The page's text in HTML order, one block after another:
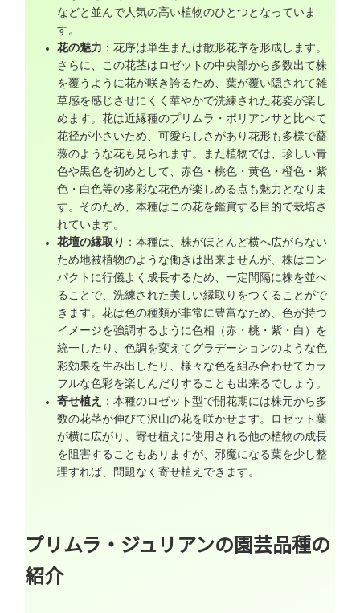
などと並んで人気の高い植物のひとつとなっていま
す。
花の魅力 ：花序は単生または散形花序を形成します。
さらに、この花茎はロゼットの中央部から多数出て株
を覆うように花が咲き誇るため、葉が覆い隠されて雑
草感を感じさせにくく華やかで洗練された花姿が楽し
めます。花は近縁種のプリムラ・ポリアンサと比べて
花径が小さいため、可愛らしさがあり花形も多様で薔
薇のような花も見られます。また植物では、珍しい青
色や黒色を初めとして、赤色・桃色・黄色・橙色・紫
色・白色等の多彩な花色が楽しめる点も魅力となりま
す。そのため、本種はこの花を鑑賞する目的で栽培さ
れています。
花壇の縁取り
：本種は、株がほとんど横へ広がらない
ため地被植物のような働きは出来ませんが、株はコン
パクトに行儀よく成長するため、一定間隔に株を並べ
ることで、洗練された美しい縁取りをつくることがで
きます。花は色の種類が非常に豊富なため、色が持つ
イメージを強調するように色相（赤・桃・紫・白）を
統一したり、色調を変えてグラデーションのような色
彩効果を生み出したり、様々な色を組み合わせてカラ
フルな色彩を楽しんだりすることも出来るでしょう。
寄せ植え
：本種のロゼット型で開花期には株元から多
数の花茎が伸びて沢山の花を咲かせます。ロゼット葉
が横に広がり、寄せ植えに使用される他の植物の成長
を阻害することもありますが、邪魔になる葉を少し整
理すれば、問題なく寄せ植えできます。
プリムラ・ジュリアンの園芸品種の
紹介